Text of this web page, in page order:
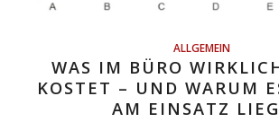
ALLGEMEIN
WAS IM BÜRO
KOSTET – UND WARUM
AM EINSATZ